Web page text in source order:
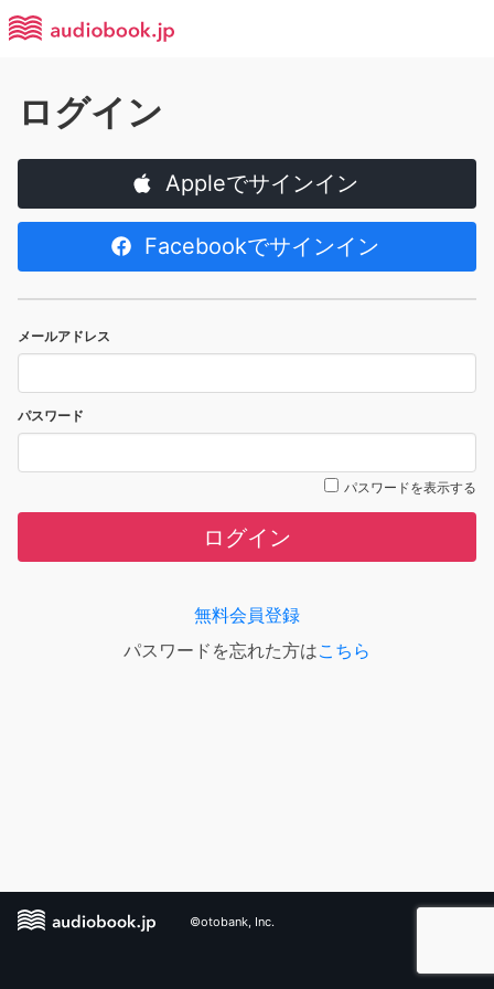
ログイン
Appleでサインイン
Facebookでサインイン
メールアドレス
パスワード
パスワードを表示する
ログイン
無料会員登録
パスワードを忘れた方はこちら
©otobank, Inc.